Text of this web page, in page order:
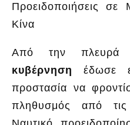
Προειδοποιήσεις σε
Κίνα
Από την
κυβέρνηση έδωσε
προστασία να
πληθυσμός από